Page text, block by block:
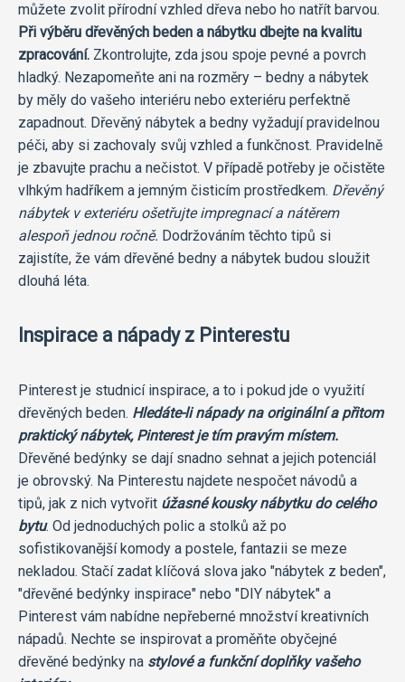
můžete zvolit přírodní vzhled dřeva nebo ho natřít barvou.
Při výběru dřevěných beden a nábytku dbejte na kvalitu
zpracování. Zkontrolujte, zda jsou spoje pevné a povrch
hladký. Nezapomeňte ani na rozměry – bedny a nábytek
by měly do vašeho interiéru nebo exteriéru perfektně
zapadnout. Dřevěný nábytek a bedny vyžadují pravidelnou
péči, aby si zachovaly svůj vzhled a funkčnost. Pravidelně
je zbavujte prachu a nečistot. V případě potřeby je očistěte
vlhkým hadříkem a jemným čisticím prostředkem. Dřevěný
nábytek v exteriéru ošetřujte impregnací a nátěrem
alespoň jednou ročně. Dodržováním těchto tipů si
zajistíte, že vám dřevěné bedny a nábytek budou sloužit
dlouhá léta.
Inspirace a nápady z Pinterestu
Pinterest je studnicí inspirace, a to i pokud jde o využití
dřevěných beden. Hledáte-li nápady na originální a přitom
praktický nábytek, Pinterest je tím pravým místem.
Dřevěné bedýnky se dají snadno sehnat a jejich potenciál
je obrovský. Na Pinterestu najdete nespočet návodů a
tipů, jak z nich vytvořit úžasné kousky nábytku do celého
bytu. Od jednoduchých polic a stolků až po
sofistikovanější komody a postele, fantazii se meze
nekladou. Stačí zadat klíčová slova jako "nábytek z beden",
"dřevěné bedýnky inspirace" nebo "DIY nábytek" a
Pinterest vám nabídne nepřeberné množství kreativních
nápadů. Nechte se inspirovat a proměňte obyčejné
dřevěné bedýnky na stylové a funkční doplňky vašeho